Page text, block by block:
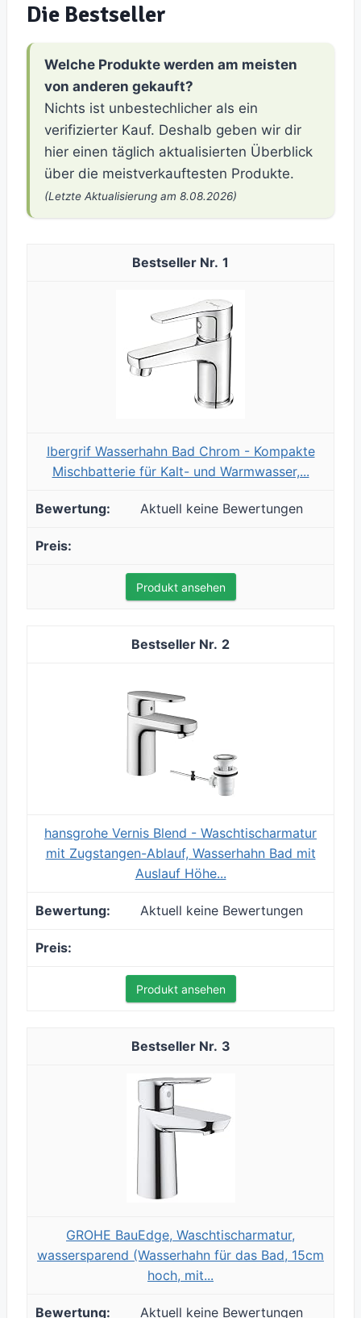
Die Bestseller
Welche Produkte werden am meisten
von anderen gekauft?
Nichts ist unbestechlicher als ein
verifizierter Kauf. Deshalb geben wir dir
hier einen täglich aktualisierten Überblick
über die meistverkauftesten Produkte.
(Letzte Aktualisierung am 8.08.2026)
1
Ibergrif Wasserhahn Bad Chrom - Kompakte
Mischbatterie für Kalt- und Warmwasser,...
Aktuell keine Bewertungen
Produkt ansehen
2
hansgrohe Vernis Blend - Waschtischarmatur
mit Zugstangen-Ablauf, Wasserhahn Bad mit
Auslauf Höhe...
Aktuell keine Bewertungen
Produkt ansehen
3
GROHE BauEdge, Waschtischarmatur,
wassersparend (Wasserhahn für das Bad, 15cm
hoch, mit...
Aktuell keine Bewertungen